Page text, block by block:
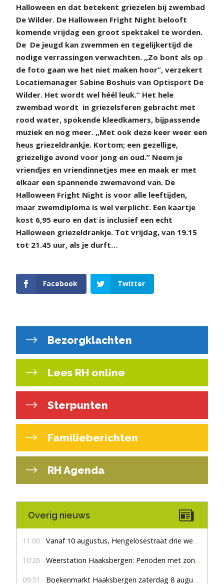
Halloween en dat betekent griezelen bij zwembad
De Wilder. De Halloween Fright Night belooft
komende vrijdag een groot spektakel te worden.
De De jeugd kan zwemmen en tegelijkertijd de
nodige verrassingen verwachten. ,,Zo bont als op
de foto gaan we het niet maken hoor”, verzekert
Locatiemanager Sabine Boshuis van Optisport De
Wilder. Het wordt wel héél leuk.” Het hele
zwembad wordt in griezelsferen gebracht met
rood water, spokende kleedkamers, bijpassende
muziek en nog meer. ,,Met ook deze keer weer een
heus griezeldrankje. Kortom; een gezellige,
griezelige avond voor jong en oud.” Neem je
vriendjes en vriendinnetjes mee en maak er met
elkaar een spannende zwemavond van. De
Halloween Fright Night is voor alle leeftijden,
maar zwemdiploma is wel verplicht. Een kaartje
kost 6,95 euro en dat is inclusief een echt
Halloween griezeldrankje. Tot vrijdag, van 19.15
tot 21.45 uur, als je durft…
Facebook Twitter
Bezorgklachten
Lees RH online
Sterpunten
Familieberichten
RH Agenda
Overig nieuws
11:00 Vanaf 10 augustus, Hengelosestraat drie weken dicht voor doorgaand verkeer
10:26 Weerstation Haaksbergen: Perioden met zon en droog
09:51 Boekenmarkt Haaksbergen zaterdag 8 augustus, marktplein Haaksbergen